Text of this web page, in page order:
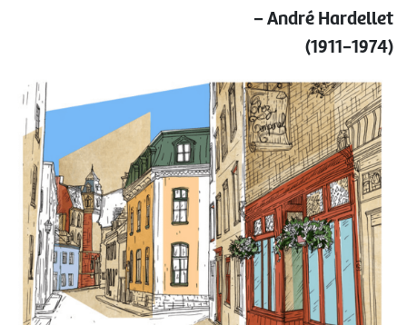
– André Hardellet
(1911-1974)